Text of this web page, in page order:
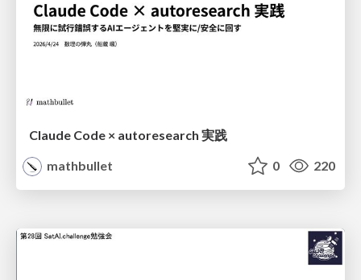
Claude Code × autoresearch 実践
mathbullet
0 220